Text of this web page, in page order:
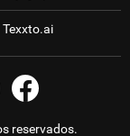
Texxto.ai
reservados.